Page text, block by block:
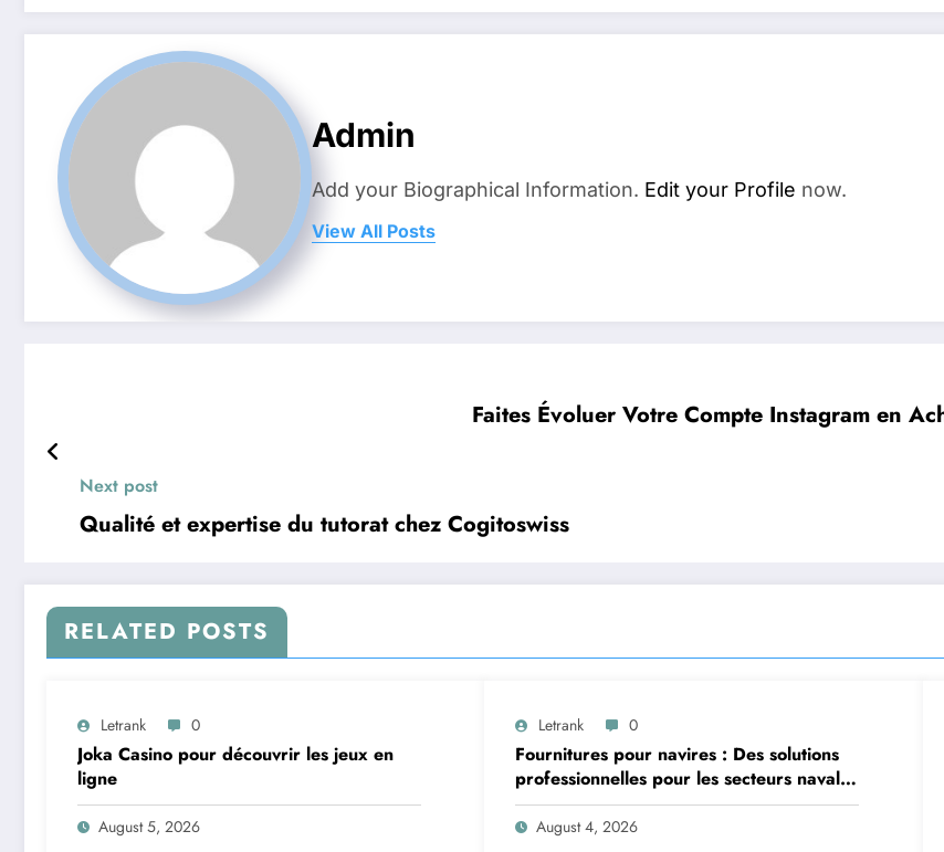
Admin
Add your Biographical Information. Edit your Profile now.
View All Posts
Faites Évoluer Votre Compte Instagram en
Next post
Qualité et expertise du tutorat chez Cogitoswiss
RELATED POSTS
Letrank 0
Joka Casino pour découvrir les jeux en
ligne
August 5, 2026
Letrank 0
Fournitures pour navires : Des solutions
professionnelles pour les secteurs naval
et offshore
August 4, 2026